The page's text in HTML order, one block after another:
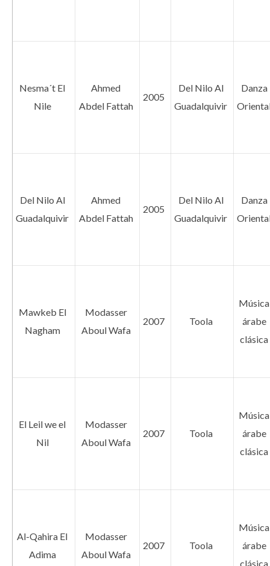
Nesma´t El
Nile
Ahmed
Abdel Fattah
2005
Del Nilo Al
Guadalquivir
Danza
Del Nilo Al
Guadalquivir
Ahmed
Abdel Fattah
2005
Del Nilo Al
Guadalquivir
Danza
Mawkeb El
Nagham
Modasser
Aboul Wafa
2007 Toola
Música
árabe
clásica
El Leil we el
Nil
Modasser
Aboul Wafa
2007 Toola
Música
árabe
clásica
Al-Qahira El
Adima
Modasser
Aboul Wafa
2007 Toola
Música
árabe
clásica